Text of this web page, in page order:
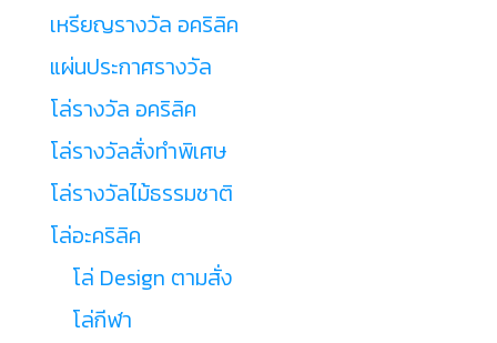
เหรียญรางวัล อคริลิค
แผ่นประกาศรางวัล
โล่รางวัล อคริลิค
โล่รางวัลสั่งทำพิเศษ
โล่รางวัลไม้ธรรมชาติ
โล่อะคริลิค
โล่ Design ตามสั่ง
โล่กีฬา